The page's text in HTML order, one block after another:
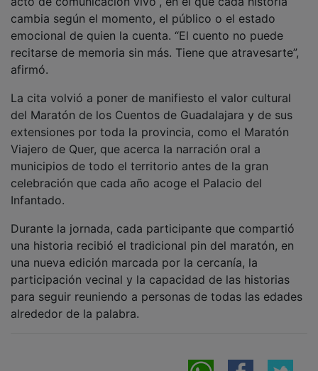
alrededor de la palabra.
NOTICIAS RELACIONADAS
Yunquera de Henares encara el final de las
fiestas de San Pedro tras un intenso fin de
semana de música, deporte y tradición